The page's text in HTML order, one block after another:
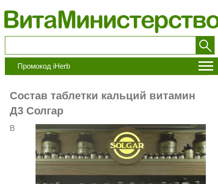
Промокод iHerb
Состав таблетки кальций витамин
Д3 Солгар
В